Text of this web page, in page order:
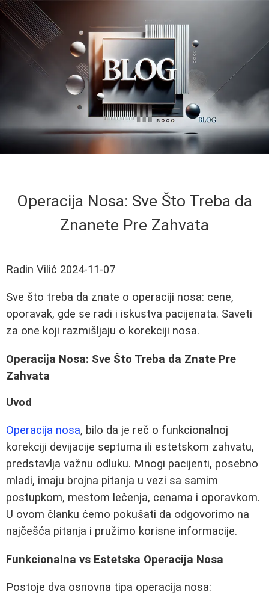
Operacija Nosa: Sve Što Treba da
Znanete Pre Zahvata
Radin Vilić 2024-11-07
Sve što treba da znate o operaciji nosa: cene,
oporavak, gde se radi i iskustva pacijenata. Saveti
za one koji razmišljaju o korekciji nosa.
Operacija Nosa: Sve Što Treba da Znate Pre
Zahvata
Uvod
Operacija nosa, bilo da je reč o funkcionalnoj
korekciji devijacije septuma ili estetskom zahvatu,
predstavlja važnu odluku. Mnogi pacijenti, posebno
mladi, imaju brojna pitanja u vezi sa samim
postupkom, mestom lečenja, cenama i oporavkom.
U ovom članku ćemo pokušati da odgovorimo na
najčešća pitanja i pružimo korisne informacije.
Funkcionalna vs Estetska Operacija Nosa
Postoje dva osnovna tipa operacija nosa: